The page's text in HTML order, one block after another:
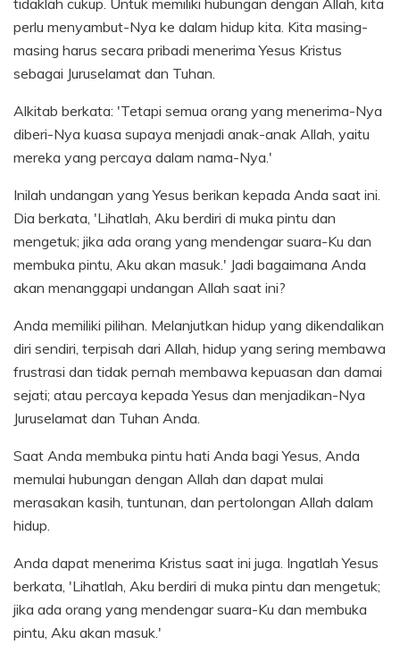
perlu menyambut-Nya ke dalam hidup kita. Kita masing-
masing harus secara pribadi menerima Yesus Kristus
sebagai Juruselamat dan Tuhan.
Alkitab berkata: 'Tetapi semua orang yang menerima-Nya
diberi-Nya kuasa supaya menjadi anak-anak Allah, yaitu
mereka yang percaya dalam nama-Nya.'
Inilah undangan yang Yesus berikan kepada Anda saat ini.
Dia berkata, 'Lihatlah, Aku berdiri di muka pintu dan
mengetuk; jika ada orang yang mendengar suara-Ku dan
membuka pintu, Aku akan masuk.' Jadi bagaimana Anda
akan menanggapi undangan Allah saat ini?
Anda memiliki pilihan. Melanjutkan hidup yang dikendalikan
diri sendiri, terpisah dari Allah, hidup yang sering membawa
frustrasi dan tidak pernah membawa kepuasan dan damai
sejati; atau percaya kepada Yesus dan menjadikan-Nya
Juruselamat dan Tuhan Anda.
Saat Anda membuka pintu hati Anda bagi Yesus, Anda
memulai hubungan dengan Allah dan dapat mulai
merasakan kasih, tuntunan, dan pertolongan Allah dalam
hidup.
Anda dapat menerima Kristus saat ini juga. Ingatlah Yesus
berkata, 'Lihatlah, Aku berdiri di muka pintu dan mengetuk;
jika ada orang yang mendengar suara-Ku dan membuka
pintu, Aku akan masuk.'